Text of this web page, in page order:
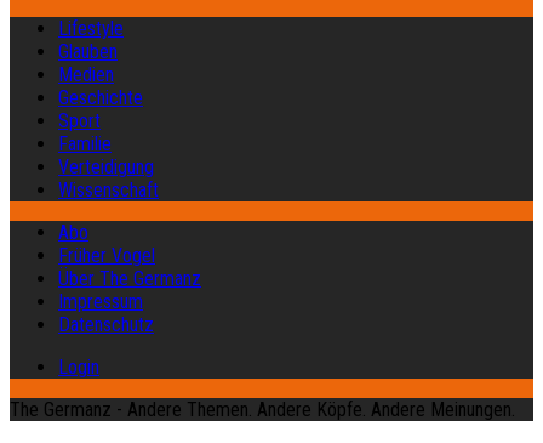
Lifestyle
Glauben
Medien
Geschichte
Sport
Familie
Verteidigung
Wissenschaft
Abo
Früher Vogel
Über The Germanz
Impressum
Datenschutz
Login
The Germanz - Andere Themen. Andere Köpfe. Andere Meinungen.